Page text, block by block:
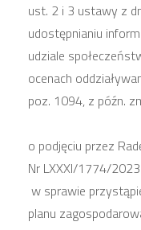
ust. 2 i 3 ustawy z
udostępnianiu
udziale
ocenach
poz. 1094, z późn.
o podjęciu przez
Nr LXXXI/1774/
w sprawie
planu